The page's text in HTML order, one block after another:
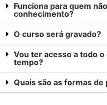
Funciona para quem
conhecimento?
O curso será gravado?
Vou ter acesso a todo
tempo?
Quais são as formas de